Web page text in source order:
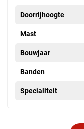
Doorrijhoogte
Mast
Bouwjaar
Banden
Specialiteit